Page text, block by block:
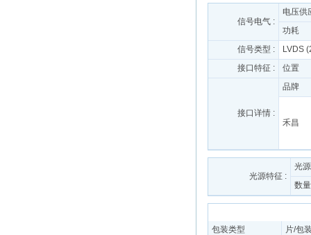
信号电气 :
电压供
功耗
信号类型 :
LVDS
接口特征 :
位置
接口详情 :
品牌
禾昌
光源特征 :
光
数量
包装类型
片/包